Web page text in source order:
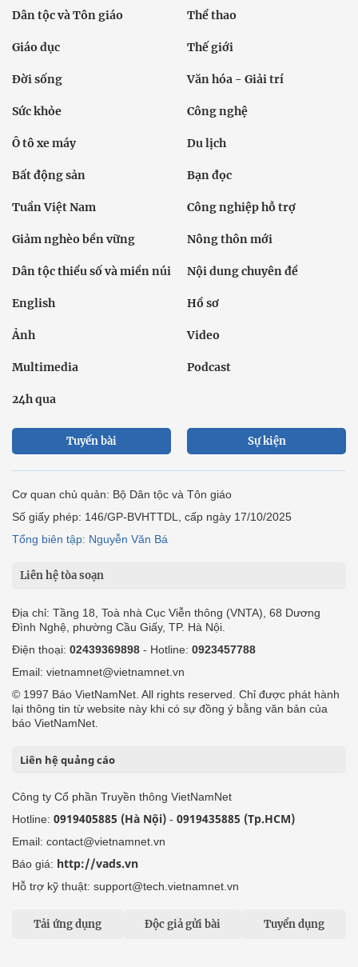
Dân tộc và Tôn giáo Thể thao
Giáo dục Thế giới
Đời sống Văn hóa - Giải trí
Sức khỏe Công nghệ
Ô tô xe máy Du lịch
Bất động sản Bạn đọc
Tuần Việt Nam Công nghiệp hỗ trợ
Giảm nghèo bền vững Nông thôn mới
Dân tộc thiểu số và miền núi Nội dung chuyên đề
English Hồ sơ
Ảnh Video
Multimedia Podcast
24h qua
Tuyến bài Sự kiện
Cơ quan chủ quản: Bộ Dân tộc và Tôn giáo
Số giấy phép: 146/GP-BVHTTDL, cấp ngày 17/10/2025
Tổng biên tập: Nguyễn Văn Bá
Liên hệ tòa soạn
Địa chỉ: Tầng 18, Toà nhà Cục Viễn thông (VNTA), 68 Dương
Đình Nghệ, phường Cầu Giấy, TP. Hà Nội.
Điện thoại: 02439369898 - Hotline: 0923457788
Email: vietnamnet@vietnamnet.vn
© 1997 Báo VietNamNet. All rights reserved. Chỉ được phát hành
lại thông tin từ website này khi có sự đồng ý bằng văn bản của
báo VietNamNet.
Liên hệ quảng cáo
Công ty Cổ phần Truyền thông VietNamNet
Hotline: 0919405885 (Hà Nội) - 0919435885 (Tp.HCM)
Email: contact@vietnamnet.vn
Báo giá: http://vads.vn
Hỗ trợ kỹ thuật: support@tech.vietnamnet.vn
Tải ứng dụng Độc giả gửi bài Tuyển dụng